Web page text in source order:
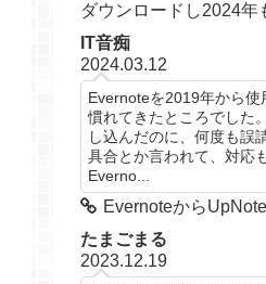
ダウンロードし2024年
IT音痴
2024.03.12
Evernoteを2019年から
慣れてきたところでした
し込んだのに、何度も誤
具合とか言われて、対応
Everno...
Evernoteから
たまごまる
2023.12.19